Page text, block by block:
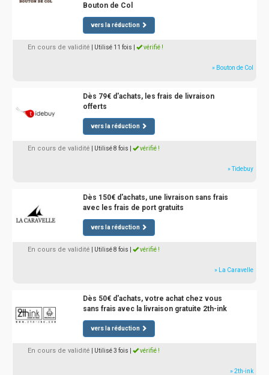
Bouton de Col
vers la réduction
En cours de validité | Utilisé 11 fois vérifié !
» Bouton de Col
Dès 79€ d'achats, les frais de livraison
offerts
vers la réduction
En cours de validité | Utilisé 8 fois vérifié !
» Tidebuy
Dès 150€ d'achats, une livraison sans frais
avec les frais de port gratuits
vers la réduction
En cours de validité | Utilisé 8 fois vérifié !
» La Caravelle
Dès 50€ d'achats, votre achat chez vous
sans frais avec la livraison gratuite 2th-ink
vers la réduction
En cours de validité | Utilisé 3 fois vérifié !
» 2th-ink